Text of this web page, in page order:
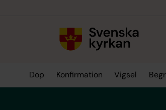
Dop Konfirmation Vigsel